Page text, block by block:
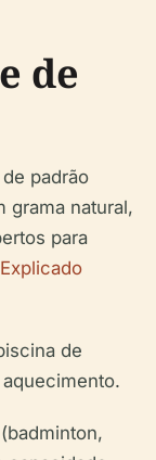
de
padrão
grama natural,
para
de